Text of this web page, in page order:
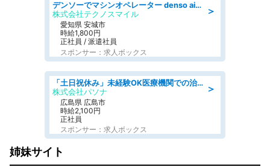
＞
デンソーでマシンオペレーター denso aichi
株式会社テクノスマイル
愛知県 安城市
時給1,800円
正社員 / 派遣社員
スポンサー：求人ボックス
＞
「土日祝休み」未経験OK医療機関での治験コーディネーターのお仕事
株式会社パソナ
広島県 広島市
時給2,100円
正社員
スポンサー：求人ボックス
姉妹サイト